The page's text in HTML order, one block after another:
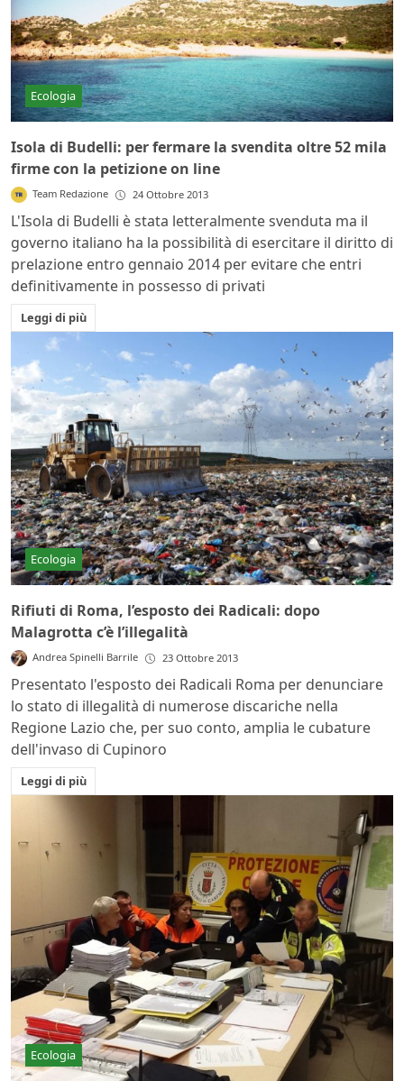
Ecologia
Isola di Budelli: per fermare la svendita oltre 52 mila
firme con la petizione on line
Team Redazione 24 Ottobre 2013
L'Isola di Budelli è stata letteralmente svenduta ma il
governo italiano ha la possibilità di esercitare il diritto di
prelazione entro gennaio 2014 per evitare che entri
definitivamente in possesso di privati
Leggi di più
Ecologia
Rifiuti di Roma, l’esposto dei Radicali: dopo
Malagrotta c’è l’illegalità
Andrea Spinelli Barrile 23 Ottobre 2013
Presentato l'esposto dei Radicali Roma per denunciare
lo stato di illegalità di numerose discariche nella
Regione Lazio che, per suo conto, amplia le cubature
dell'invaso di Cupinoro
Leggi di più
Ecologia